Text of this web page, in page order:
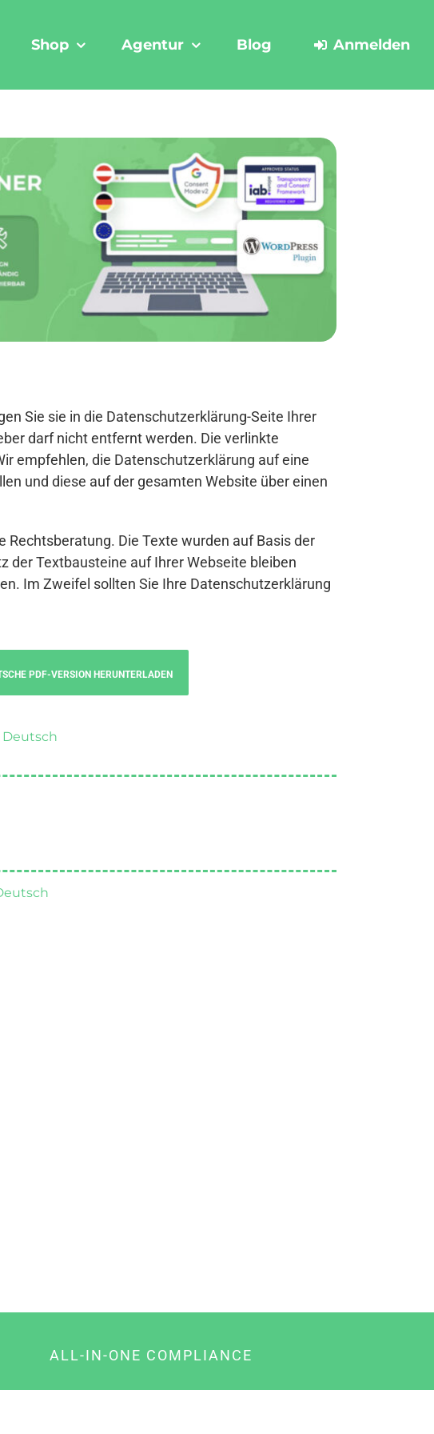
Shop Agentur Blog Anmelden
Sie sie in die Datenschutzerklärung-Seite Ihrer
darf nicht entfernt werden. Die verlinkte
empfehlen, die Datenschutzerklärung auf eine
und diese auf der gesamten Website über einen
Die Texte wurden auf Basis der
der Textbausteine auf Ihrer Webseite bleiben
Im Zweifel sollten Sie Ihre Datenschutzerklärung
PDF-VERSION HERUNTERLADEN
ALL-IN-ONE COMPLIANCE